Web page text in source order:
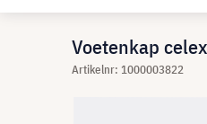
Voetenkap
Artikelnr: 1000003822